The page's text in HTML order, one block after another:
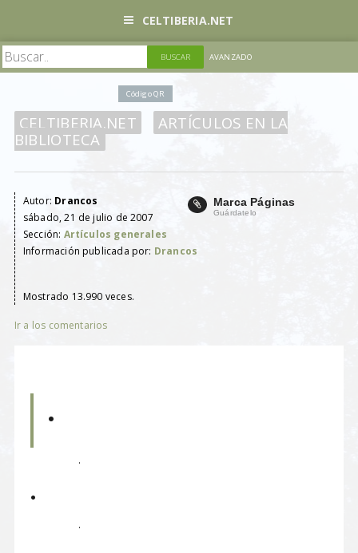
CELTIBERIA.NET
AVANZADO
Código QR
CELTIBERIA.NET
ARTÍCULOS EN LA
BIBLIOTECA
Marca Páginas
Guárdatelo
Autor: Drancos
sábado, 21 de julio de 2007
Sección: Artículos generales
Información publicada por: Drancos
Mostrado 13.990 veces.
Ir a los comentarios
.
.
.
.